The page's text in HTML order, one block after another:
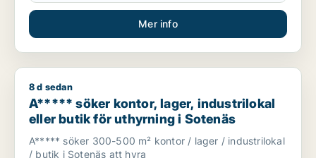
Mer info
A***** söker kontor, lager, industrilokal eller butik för
8 d sedan
A***** söker kontor, lager, industrilokal
eller butik för uthyrning i Sotenäs
A***** söker 300-500 m² kontor / lager / industrilokal
/ butik i Sotenäs att hyra